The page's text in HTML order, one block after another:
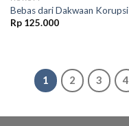
Bebas dari Dakwaan Korupsi
Rp125.000
1 2 3 4